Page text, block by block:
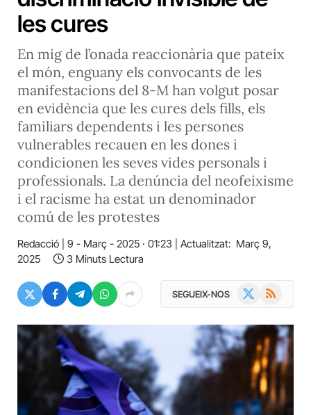
les cures
En mig de l’onada reaccionària que pateix
el món, enguany els convocants de les
manifestacions del 8-M han volgut posar
en evidència que les cures dels fills, els
familiars dependents i les persones
vulnerables recauen en les dones i
condicionen les seves vides personals i
professionals. La denúncia del neofeixisme
i el racisme ha estat un denominador
comú de les protestes
Redacció 9 - Març - 2025 · 01:23 Actualitzat: Març 9,
2025
3 Minuts Lectura
SEGUEIX-NOS RSS